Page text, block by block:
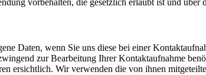
vorbehalten, die gesetzlich erlaubt ist und
Daten, wenn Sie uns diese bei einer
zur Bearbeitung Ihrer Kontaktaufnahme
ersichtlich. Wir verwenden die von ihnen